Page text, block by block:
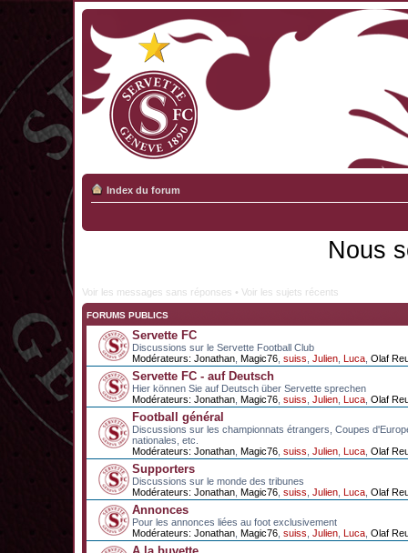
Index du forum
Nous
Voir les messages sans réponses • Voir les sujets récents
FORUMS PUBLICS
Servette FC
Discussions sur le Servette Football Club
Modérateurs: Jonathan Magic76 suiss Julien Luca Olaf
Servette FC - auf Deutsch
Hier können Sie auf Deutsch über Servette sprechen
Modérateurs: Jonathan Magic76 suiss Julien Luca Olaf
Football général
Discussions sur les championnats étrangers, Coupes
nationales, etc.
Modérateurs: Jonathan Magic76 suiss Julien Luca Olaf
Supporters
Discussions sur le monde des tribunes
Modérateurs: Jonathan Magic76 suiss Julien Luca Olaf
Annonces
Pour les annonces liées au foot exclusivement
Modérateurs: Jonathan Magic76 suiss Julien Luca Olaf
A la buvette